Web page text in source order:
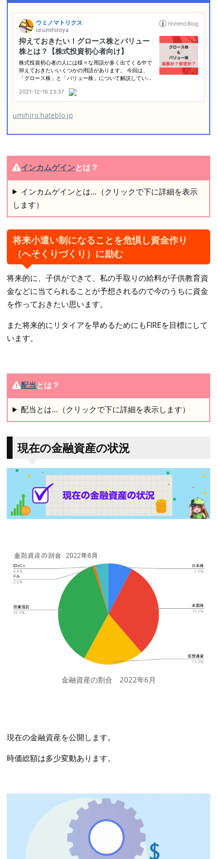
umihiro.hateblo.jp
インカムゲインとは？
インカムゲインとは…（クリックで下に詳細を表示
します）
将来小遣い制になることを危惧し資金作り
（へそくりづくり）に励む
将来的に、子供ができて、私の手取りの給料が子供教育資
金などに当てられることが予想されるので今のうちに資金
を作っておきたい思います。
また将来的にリタイアを早めるためにもFIREを目標にして
います。
配当 とは？
配当とは…（クリックで下に詳細を表示します）
現在の金融資産の状況
金融資産の割合 2022年6月
現在の金融資産を公開します。
時価総額は多少変動あります。